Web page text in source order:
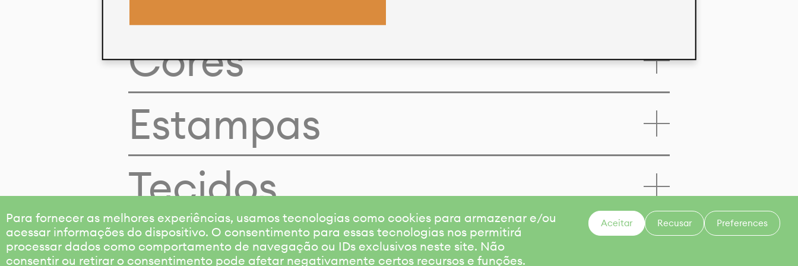
Para fornecer as melhores experiências, usamos tecnologias como cookies para armazenar e/ou
acessar informações do dispositivo. O consentimento para essas tecnologias nos permitirá
processar dados como comportamento de navegação ou IDs exclusivos neste site. Não
consentir ou retirar o consentimento pode afetar negativamente certos recursos e funções.
Aceitar Recusar Preferences
Cores
Estampas
Tecidos